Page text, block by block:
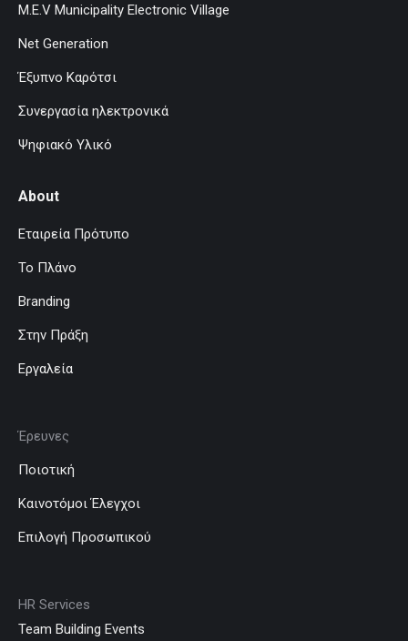
M.E.V Municipality Electronic Village
Net Generation
Έξυπνο Καρότσι
Συνεργασία ηλεκτρονικά
Ψηφιακό Υλικό
About
Εταιρεία Πρότυπο
Το Πλάνο
Branding
Στην Πράξη
Εργαλεία
Έρευνες
Ποιοτική
Καινοτόμοι Έλεγχοι
Επιλογή Προσωπικού
HR Services
Team Building Events